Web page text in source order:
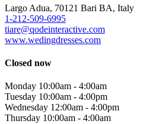
Largo Adua, 70121 Bari BA, Italy
1-212-509-6995
tiare@qodeinteractive.com
www.wedingdresses.com
Closed now
Monday 10:00am - 4:00am
Tuesday 10:00am - 4:00pm
Wednesday 12:00am - 4:00pm
Thursday 10:00am - 4:00am